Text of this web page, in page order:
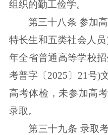
组织的勤工俭学。
第三十八条 参加
特长生和五类社会人
年全省普通高等学校
考普字〔2025〕21号)
高考体检，未参加高
录取。
第三十九条 录取